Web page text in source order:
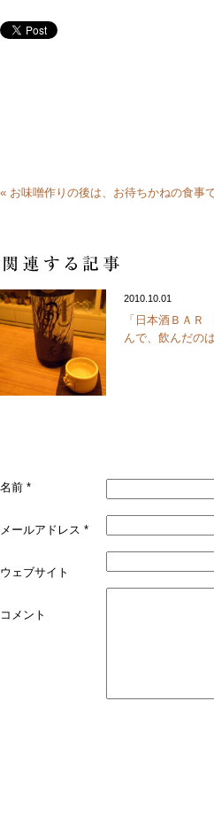
« お味噌作りの後は、お待ちかねの食事
2010.10.01
「日本酒ＢＡＲ
んで、飲んだの
名前 *
メールアドレス *
ウェブサイト
コメント